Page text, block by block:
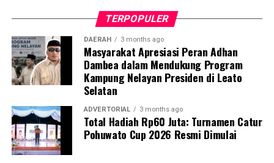
berlangsung hangat dan penuh suasana kekeluargaan.
Semangat gotong royong dan persaudaraan terasa kuat
di tengah kebersamaan warga Desa Bilungala dan
wilayah sekitar.
TERPOPULER
DAERAH 3 months ago
Masyarakat Apresiasi Peran Adhan
Dambea dalam Mendukung Program
Kampung Nelayan Presiden di Leato
Selatan
ADVERTORIAL 3 months ago
Total Hadiah Rp60 Juta: Turnamen Catur
Pohuwato Cup 2026 Resmi Dimulai